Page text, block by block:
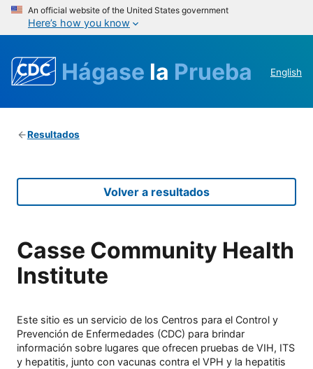
An official website of the United States government
Here’s how you know
Hágase la Prueba English
Resultados
Volver a resultados
Casse Community Health
Institute
Este sitio es un servicio de los Centros para el Control y
Prevención de Enfermedades (CDC) para brindar
información sobre lugares que ofrecen pruebas de VIH, ITS
y hepatitis, junto con vacunas contra el VPH y la hepatitis